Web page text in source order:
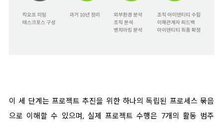
이 세 단계는 프로젝트 추진을 위한 하나의 독립된 프로세스 묶음
으로 이해할 수 있으며, 실제 프로젝트 수행은 7개의 활동 범주